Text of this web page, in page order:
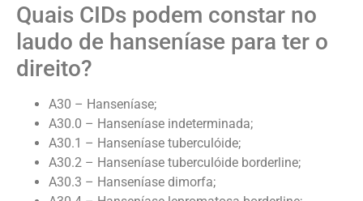
Quais CIDs podem constar no
laudo de hanseníase para ter o
direito?
A30 – Hanseníase;
A30.0 – Hanseníase indeterminada;
A30.1 – Hanseníase tuberculóide;
A30.2 – Hanseníase tuberculóide borderline;
A30.3 – Hanseníase dimorfa;